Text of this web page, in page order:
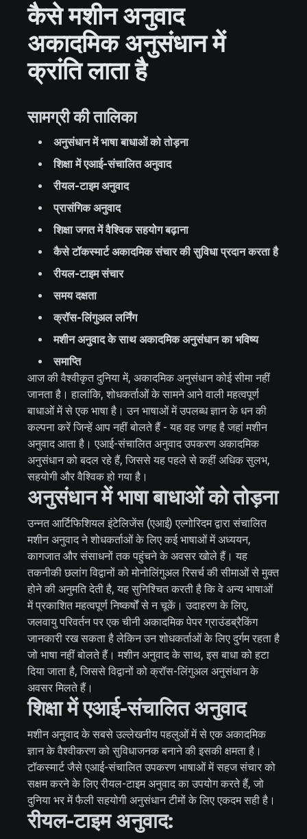
कैसे मशीन अनुवाद
अकादमिक अनुसंधान में
क्रांति लाता है
सामग्री की तालिका
अनुसंधान में भाषा बाधाओं को तोड़ना
शिक्षा में एआई-संचालित अनुवाद
रीयल-टाइम अनुवाद
प्रासंगिक अनुवाद
शिक्षा जगत में वैश्विक सहयोग बढ़ाना
कैसे टॉकस्मार्ट अकादमिक संचार की सुविधा प्रदान करता है
रीयल-टाइम संचार
समय दक्षता
क्रॉस-लिंगुअल लर्निंग
मशीन अनुवाद के साथ अकादमिक अनुसंधान का भविष्य
समाप्ति
आज की वैश्वीकृत दुनिया में, अकादमिक अनुसंधान कोई सीमा नहीं
जानता है। हालांकि, शोधकर्ताओं के सामने आने वाली महत्वपूर्ण
बाधाओं में से एक भाषा है। उन भाषाओं में उपलब्ध ज्ञान के धन की
कल्पना करें जिन्हें आप नहीं बोलते हैं - यह वह जगह है जहां मशीन
अनुवाद आता है। एआई-संचालित अनुवाद उपकरण अकादमिक
अनुसंधान को बदल रहे हैं, जिससे यह पहले से कहीं अधिक सुलभ,
सहयोगी और वैश्विक हो गया है।
अनुसंधान में भाषा बाधाओं को तोड़ना
उन्नत आर्टिफिशियल इंटेलिजेंस (एआई) एल्गोरिदम द्वारा संचालित
मशीन अनुवाद ने शोधकर्ताओं के लिए कई भाषाओं में अध्ययन,
कागजात और संसाधनों तक पहुंचने के अवसर खोले हैं। यह
तकनीकी छलांग विद्वानों को मोनोलिंगुअल रिसर्च की सीमाओं से मुक्त
होने की अनुमति देती है, यह सुनिश्चित करती है कि वे अन्य भाषाओं
में प्रकाशित महत्वपूर्ण निष्कर्षों से न चूकें। उदाहरण के लिए,
जलवायु परिवर्तन पर एक चीनी अकादमिक पेपर ग्राउंडब्रैकिंग
जानकारी रख सकता है लेकिन उन शोधकर्ताओं के लिए दुर्गम रहता है
जो भाषा नहीं बोलते हैं। मशीन अनुवाद के साथ, इस बाधा को हटा
दिया जाता है, जिससे विद्वानों को क्रॉस-लिंगुअल अनुसंधान के
अवसर मिलते हैं।
शिक्षा में एआई-संचालित अनुवाद
मशीन अनुवाद के सबसे उल्लेखनीय पहलुओं में से एक अकादमिक
ज्ञान के वैश्वीकरण को सुविधाजनक बनाने की इसकी क्षमता है।
टॉकस्मार्ट जैसे एआई-संचालित उपकरण भाषाओं में सहज संचार को
सक्षम करने के लिए रीयल-टाइम अनुवाद का उपयोग करते हैं, जो
दुनिया भर में फैली सहयोगी अनुसंधान टीमों के लिए एकदम सही है।
रीयल-टाइम अनुवाद: